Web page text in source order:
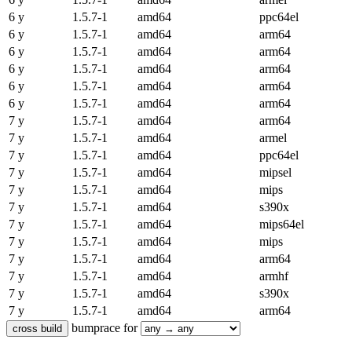
6 y
1.5.7-1 amd64
ppc64el
6 y
1.5.7-1 amd64
arm64
6 y
1.5.7-1 amd64
arm64
6 y
1.5.7-1 amd64
arm64
6 y
1.5.7-1 amd64
arm64
6 y
1.5.7-1 amd64
arm64
7 y
1.5.7-1 amd64
arm64
7 y
1.5.7-1 amd64
armel
7 y
1.5.7-1 amd64
ppc64el
7 y
1.5.7-1 amd64
mipsel
7 y
1.5.7-1 amd64
mips
7 y
1.5.7-1 amd64
s390x
7 y
1.5.7-1 amd64
mips64el
7 y
1.5.7-1 amd64
mips
7 y
1.5.7-1 amd64
arm64
7 y
1.5.7-1 amd64
armhf
7 y
1.5.7-1 amd64
s390x
7 y
1.5.7-1 amd64
arm64
bumprace for